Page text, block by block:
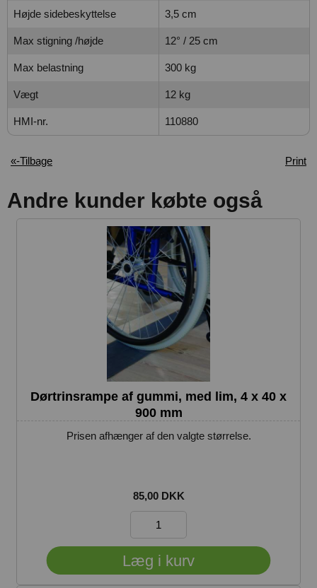
Højde sidebeskyttelse 3,5 cm
Max stigning /højde 12° / 25 cm
Max belastning 300 kg
Vægt 12 kg
HMI-nr. 110880
«-Tilbage Print
Andre kunder købte også
Dørtrinsrampe af gummi, med lim, 4 x 40 x
900 mm
Prisen afhænger af den valgte størrelse.
85,00 DKK